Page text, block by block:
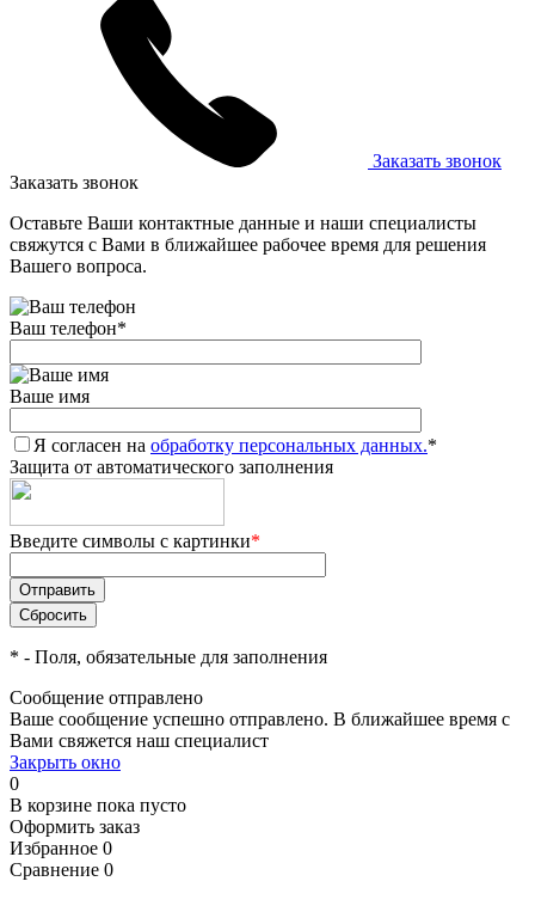
Заказать звонок
Заказать звонок
Оставьте Ваши контактные данные и наши специалисты
свяжутся с Вами в ближайшее рабочее время для решения
Вашего вопроса.
Ваш телефон*
Ваше имя
Я согласен на обработку персональных данных.*
Защита от автоматического заполнения
Введите символы с картинки*
* - Поля, обязательные для заполнения
Сообщение отправлено
Ваше сообщение успешно отправлено. В ближайшее время с
Вами свяжется наш специалист
Закрыть окно
0
В корзине пока пусто
Оформить заказ
Избранное 0
Сравнение 0